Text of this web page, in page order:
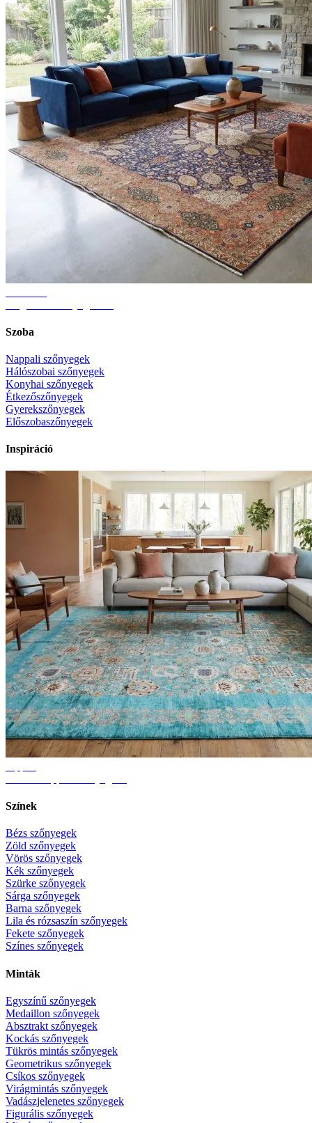
Szoba
Nappali szőnyegek
Hálószobai szőnyegek
Konyhai szőnyegek
Étkezőszőnyegek
Gyerekszőnyegek
Előszobaszőnyegek
Inspiráció
Színek
Bézs szőnyegek
Zöld szőnyegek
Vörös szőnyegek
Kék szőnyegek
Szürke szőnyegek
Sárga szőnyegek
Barna szőnyegek
Lila és rózsaszín szőnyegek
Fekete szőnyegek
Színes szőnyegek
Minták
Egyszínű szőnyegek
Medaillon szőnyegek
Absztrakt szőnyegek
Kockás szőnyegek
Tükrös mintás szőnyegek
Geometrikus szőnyegek
Csíkos szőnyegek
Virágmintás szőnyegek
Vadászjelenetes szőnyegek
Figurális szőnyegek